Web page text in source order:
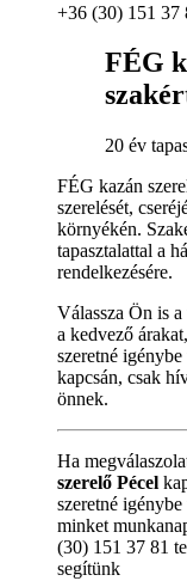
+36 (30) 151 37
FÉG
20 év
FÉG kazán
szerelését,
környékén.
tapasztalattal a
rendelkezésére.
Válassza Ön is
a kedvező
szeretné
kapcsán, csak
önnek.
Ha
szerelő Pécel
szeretné
minket
(30) 151 37 81
segítünk